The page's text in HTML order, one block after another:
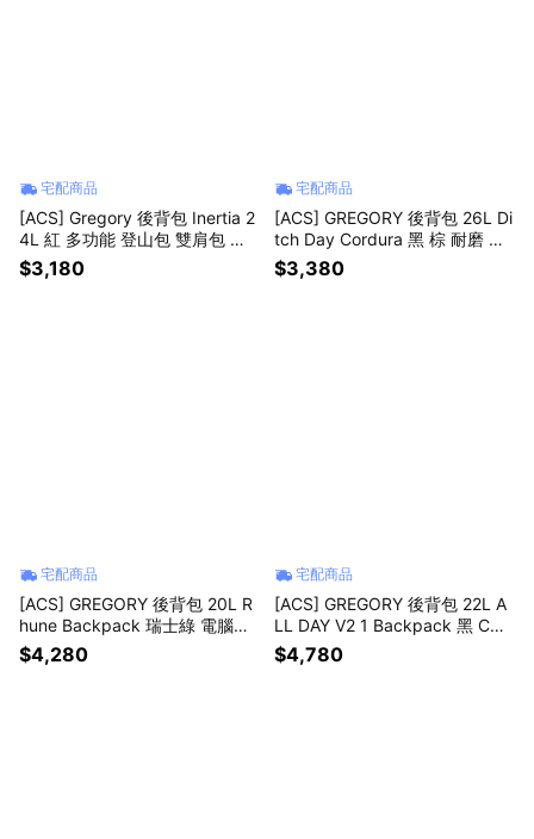
宅配商品
[ACS] Gregory 後背包 Inertia 2
4L 紅 多功能 登山包 雙肩包 背
包 包包 戶外 登山 1413391129
$3,180
宅配商品
[ACS] GREGORY 後背包 26L Di
tch Day Cordura 黑 棕 耐磨 筆
電包 書包 1556971041
$3,380
宅配商品
[ACS] GREGORY 後背包 20L R
hune Backpack 瑞士綠 電腦包
水瓶網袋 書包 背帶口袋 14337
5A655
$4,280
宅配商品
[ACS] GREGORY 後背包 22L A
LL DAY V2 1 Backpack 黑 COR
DURA 抗撕裂 筆電包 背包 1313
651041
$4,780